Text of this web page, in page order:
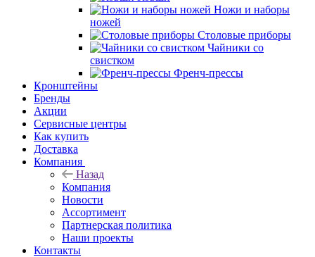
Ножи и наборы
ножей
Столовые приборы
Чайники со
свистком
Френч-прессы
Кронштейны
Бренды
Акции
Сервисные центры
Как купить
Доставка
Компания
Назад
Компания
Новости
Ассортимент
Партнерская политика
Наши проекты
Контакты